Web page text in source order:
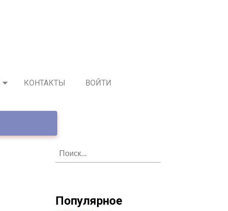
КОНТАКТЫ ВОЙТИ
Популярное